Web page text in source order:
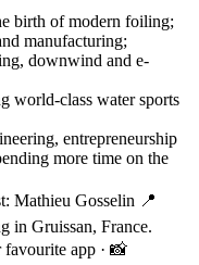
birth of modern foiling;
manufacturing;
downwind and e-
world-class water sports
entrepreneurship
more time on the
Mathieu Gosselin 📍
in Gruissan, France.
app · 📸